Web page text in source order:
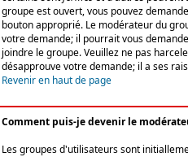
groupe est ouvert, vous pouvez
bouton approprié. Le modérateur du
votre demande; il pourrait vous
joindre le groupe. Veuillez ne pas
désapprouve votre demande; il a ses
Revenir en haut de page
Comment puis-je devenir le
Les groupes d'utilisateurs sont